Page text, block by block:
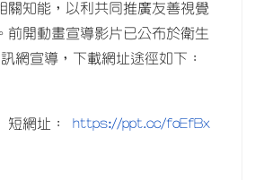
關知能，以利共同推廣友善視覺
前開動畫宣導影片已公布於衛生
網宣導，下載網址途徑如下：
網址： https://ppt.cc/foEfBx